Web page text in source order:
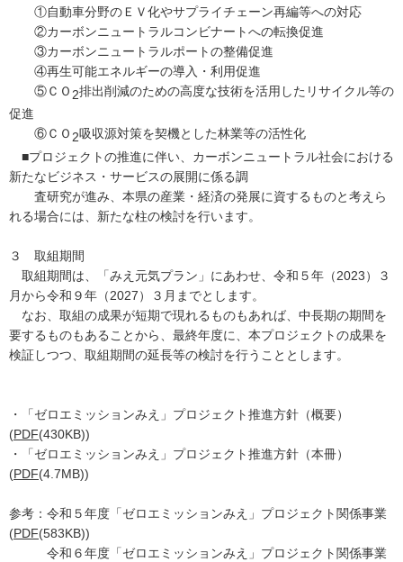
①自動車分野のＥＶ化やサプライチェーン再編等への対応
②カーボンニュートラルコンビナートへの転換促進
③カーボンニュートラルポートの整備促進
④再生可能エネルギーの導入・利用促進
⑤ＣＯ 2排出削減のための高度な技術を活用したリサイクル等の
促進
⑥ＣＯ 2吸収源対策を契機とした林業等の活性化
■プロジェクトの推進に伴い、カーボンニュートラル社会における
新たなビジネス・サービスの展開に係る調
査研究が進み、本県の産業・経済の発展に資するものと考えら
れる場合には、新たな柱の検討を行います。
３ 取組期間
取組期間は、「みえ元気プラン」にあわせ、令和５年（2023）３
月から令和９年（2027）３月までとします。
なお、取組の成果が短期で現れるものもあれば、中長期の期間を
要するものもあることから、最終年度に、本プロジェクトの成果を
検証しつつ、取組期間の延長等の検討を行うこととします。
・「ゼロエミッションみえ」プロジェクト推進方針（概要）
(PDF(430KB))
・「ゼロエミッションみえ」プロジェクト推進方針（本冊）
(PDF(4.7MB))
参考：令和５年度「ゼロエミッションみえ」プロジェクト関係事業
(PDF(583KB))
令和６年度「ゼロエミッションみえ」プロジェクト関係事業